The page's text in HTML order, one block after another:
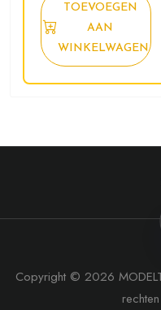
TOEVOEGEN
AAN
WINKELWAGEN
Copyright © 2026